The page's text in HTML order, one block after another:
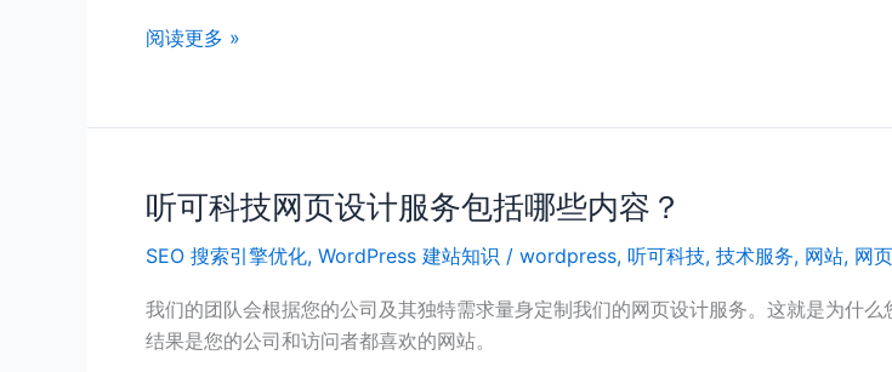
站
网
计
阅读更多 »
听可科技网页设计服务包括哪些内容？
SEO 搜索引擎优化, WordPress 建站知识 / wordpress, 听可科技, 技术服务, 网站, 网
我们的团队会根据您的公司及其独特需求量身定制我们的网页设计服务。这就是为什
结果是您的公司和访问者都喜欢的网站。
听
科
技
网
页